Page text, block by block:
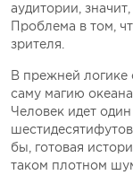
аудитории,
Проблема в том,
зрителя.
В прежней
саму магию
Человек идет
бы, готовая
таком плотном